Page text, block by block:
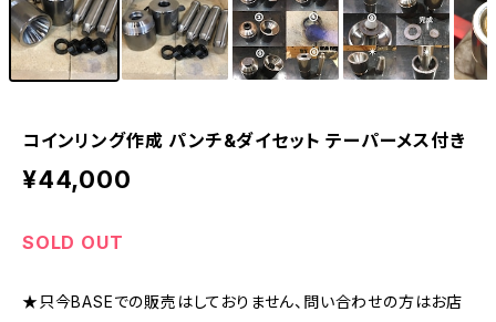
コインリング作成 パンチ&ダイセット テーパーメス付き
¥44,000
SOLD OUT
★只今BASEでの販売はしておりません、問い合わせの方はお店